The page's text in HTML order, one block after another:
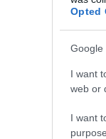
Opted
Google
I want
web or
I want
της